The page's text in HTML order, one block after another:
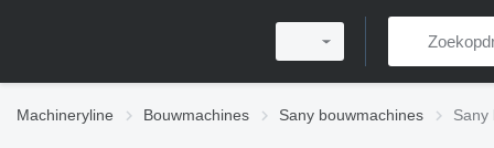
Machineryline Bouwmachines Sany bouwmachines Sany